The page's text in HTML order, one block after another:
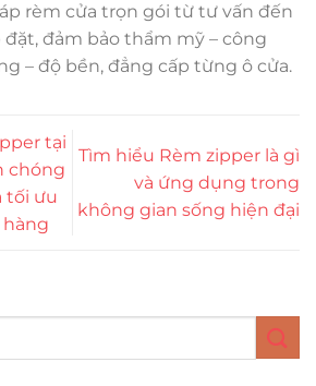
rèm cửa trọn gói từ tư vấn đến
đặt, đảm bảo thẩm mỹ – công
– độ bền, đẳng cấp từng ô cửa.
tại
chóng
tối ưu
Tìm hiểu Rèm zipper là gì
và ứng dụng trong
không gian sống hiện đại